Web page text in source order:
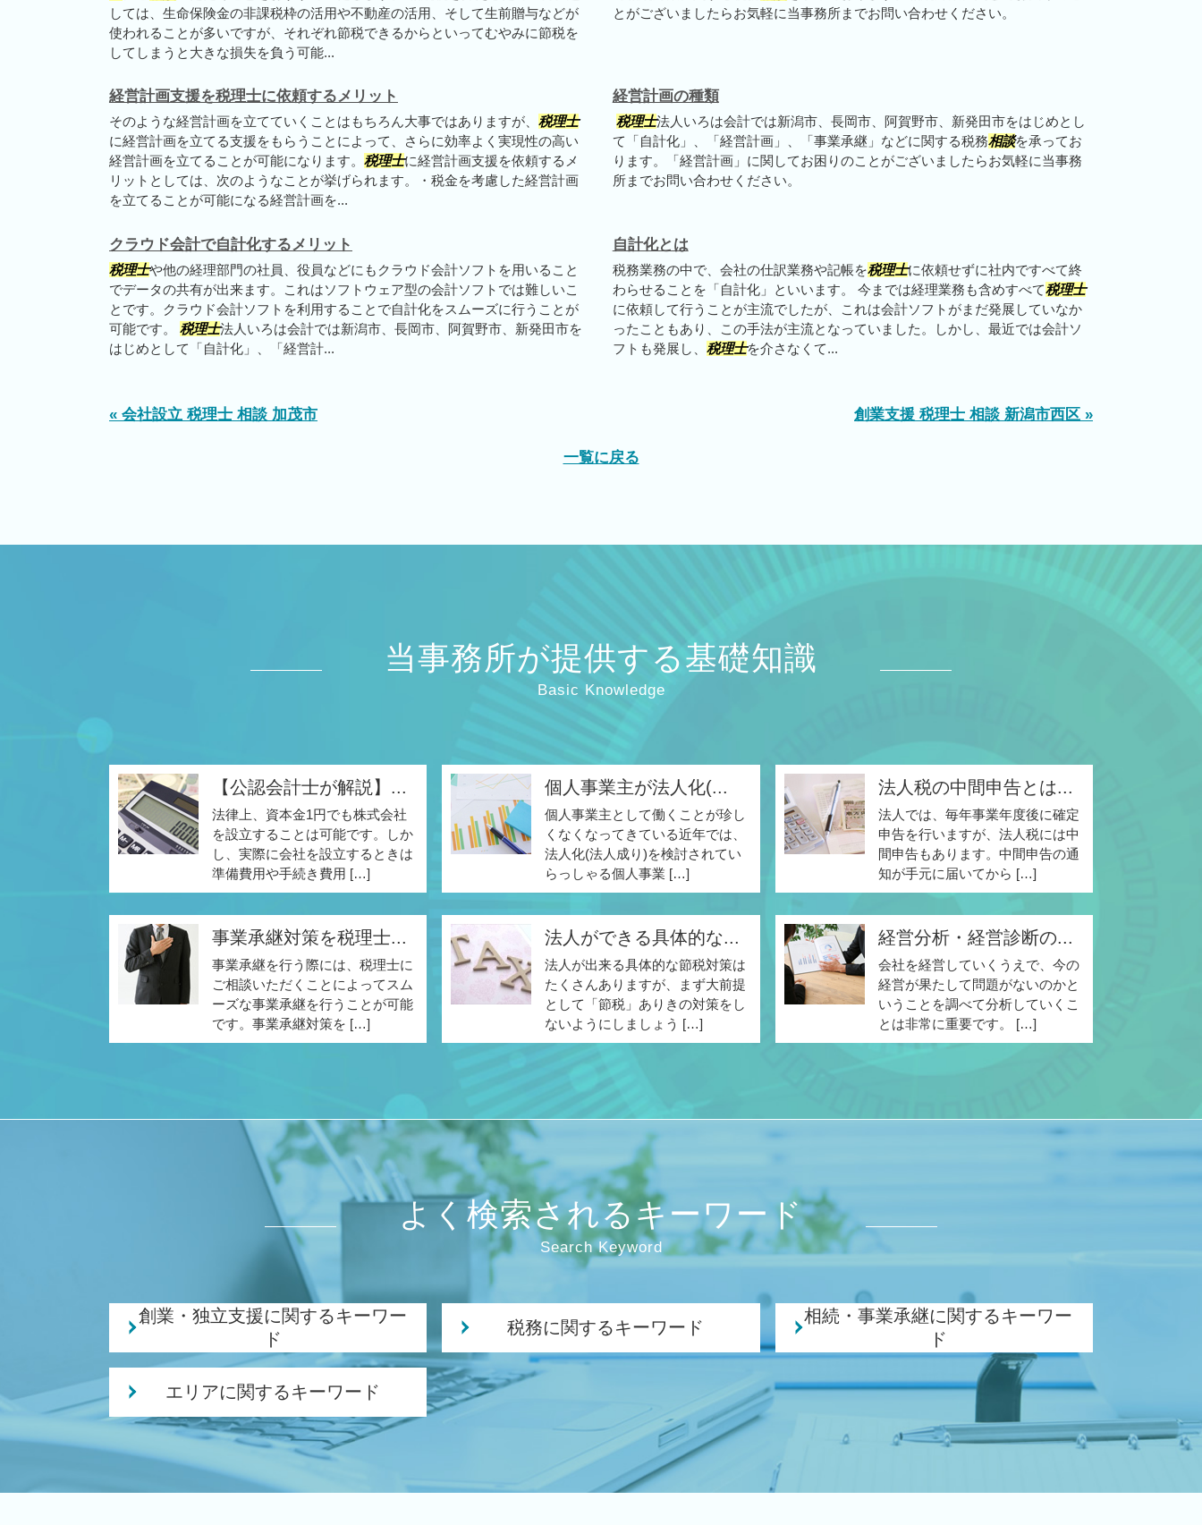
しては、生命保険金の非課税枠の活用や不動産の活用、そして生前贈与などが
使われることが多いですが、それぞれ節税できるからといってむやみに節税を
してしまうと大きな損失を負う可能...
とがございましたらお気軽に当事務所までお問い合わせください。
経営計画支援を税理士に依頼するメリット
そのような経営計画を立てていくことはもちろん大事ではありますが、 税理士
に経営計画を立てる支援をもらうことによって、さらに効率よく実現性の高い
経営計画を立てることが可能になります。 税理士に経営計画支援を依頼するメ
リットとしては、次のようなことが挙げられます。・税金を考慮した経営計画
を立てることが可能になる経営計画を...
経営計画の種類
税理士法人いろは会計では新潟市、長岡市、阿賀野市、新発田市をはじめとし
て「自計化」、「経営計画」、「事業承継」などに関する税務相談を承ってお
ります。「経営計画」に関してお困りのことがございましたらお気軽に当事務
所までお問い合わせください。
クラウド会計で自計化するメリット
税理士や他の経理部門の社員、役員などにもクラウド会計ソフトを用いること
でデータの共有が出来ます。これはソフトウェア型の会計ソフトでは難しいこ
とです。クラウド会計ソフトを利用することで自計化をスムーズに行うことが
可能です。 税理士法人いろは会計では新潟市、長岡市、阿賀野市、新発田市を
はじめとして「自計化」、「経営計...
自計化とは
税務業務の中で、会社の仕訳業務や記帳を税理士に依頼せずに社内ですべて終
わらせることを「自計化」といいます。 今までは経理業務も含めすべて税理士
に依頼して行うことが主流でしたが、これは会計ソフトがまだ発展していなか
ったこともあり、この手法が主流となっていました。しかし、最近では会計ソ
フトも発展し、 税理士を介さなくて...
« 会社設立 税理士 相談 加茂市 創業支援 税理士 相談 新潟市西区 »
一覧に戻る
当事務所が提供する基礎知識
Basic Knowledge
【公認会計士が解説】...
法律上、資本金1円でも株式会社
を設立することは可能です。しか
し、実際に会社を設立するときは
準備費用や手続き費用 […]
個人事業主が法人化(...
個人事業主として働くことが珍し
くなくなってきている近年では、
法人化(法人成り)を検討されてい
らっしゃる個人事業 […]
法人税の中間申告とは...
法人では、毎年事業年度後に確定
申告を行いますが、法人税には中
間申告もあります。中間申告の通
知が手元に届いてから […]
事業承継対策を税理士...
事業承継を行う際には、税理士に
ご相談いただくことによってスム
ーズな事業承継を行うことが可能
です。事業承継対策を […]
法人ができる具体的な...
法人が出来る具体的な節税対策は
たくさんありますが、まず大前提
として「節税」ありきの対策をし
ないようにしましょう […]
経営分析・経営診断の...
会社を経営していくうえで、今の
経営が果たして問題がないのかと
いうことを調べて分析していくこ
とは非常に重要です。 […]
よく検索されるキーワード
Search Keyword
創業・独立支援に関するキーワー
ド
会社設立 資本金
起業 資金
創業 事業
創業融資 必要 書類
創業支援 資金
税務に関するキーワード
納税申告書 作成
年次 決算業務
法人化 メリット
相続・事業承継に関するキーワー
ド
相続税 対策 アパート
自社株 相続
名義預金 贈与税
エリアに関するキーワード
税務顧問 税理士 相談 田上町
会社設立 税理士 相談 白山駅
会社設立 税理士 相談 長岡市